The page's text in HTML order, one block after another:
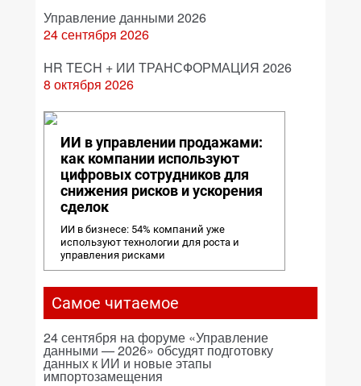
Управление данными 2026
24 сентября 2026
HR TECH + ИИ ТРАНСФОРМАЦИЯ 2026
8 октября 2026
ИИ в управлении продажами:
как компании используют
цифровых сотрудников для
снижения рисков и ускорения
сделок
ИИ в бизнесе: 54% компаний уже
используют технологии для роста и
управления рисками
Самое читаемое
24 сентября на форуме «Управление
данными — 2026» обсудят подготовку
данных к ИИ и новые этапы
импортозамещения